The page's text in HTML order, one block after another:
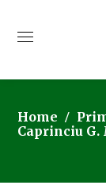
Home
Caprinciu